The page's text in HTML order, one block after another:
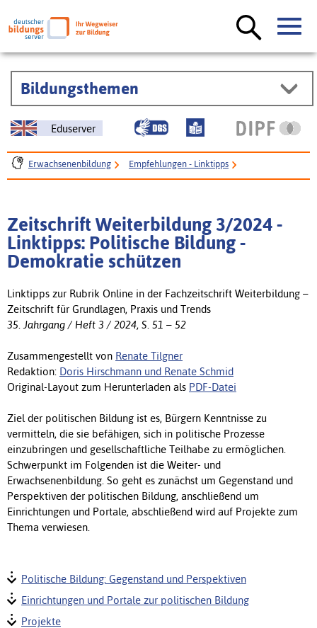
Bildungsthemen
Eduserver
Erwachsenenbildung Empfehlungen - Linktipps
Zeitschrift Weiterbildung 3/2024 - Linktipps: Politische Bildung -
Demokratie schützen
Zeitschrift Weiterbildung 3/2024 -
Linktipps: Politische Bildung -
Demokratie schützen
Linktipps zur Rubrik Online in der Fachzeitschrift Weiterbildung –
Zeitschrift für Grundlagen, Praxis und Trends
35. Jahrgang / Heft 3 / 2024, S. 51 – 52
Zusammengestellt von Renate Tilgner
Redaktion: Doris Hirschmann und Renate Schmid
Original-Layout zum Herunterladen als PDF-Datei
Ziel der politischen Bildung ist es, Bürgern Kenntnisse zu
vermitteln, die sie befähigen, sich in politische Prozesse
einzubringen und gesellschaftliche Teilhabe zu ermöglichen.
Schwerpunkt im Folgenden ist die Weiter- und
Erwachsenenbildung. So geht es zunächst um Gegenstand und
Perspektiven der politischen Bildung, anschließend um
Einrichtungen und Portale, abschließend wird auf Projekte zum
Thema verwiesen.
Politische Bildung: Gegenstand und Perspektiven
Einrichtungen und Portale zur politischen Bildung
Projekte